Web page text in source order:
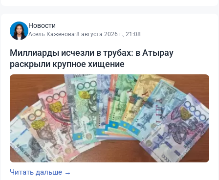
Новости
Асель Каженова·8 августа 2026 г., 21:08
Миллиарды исчезли в трубах: в Атырау
раскрыли крупное хищение
Читать дальше →